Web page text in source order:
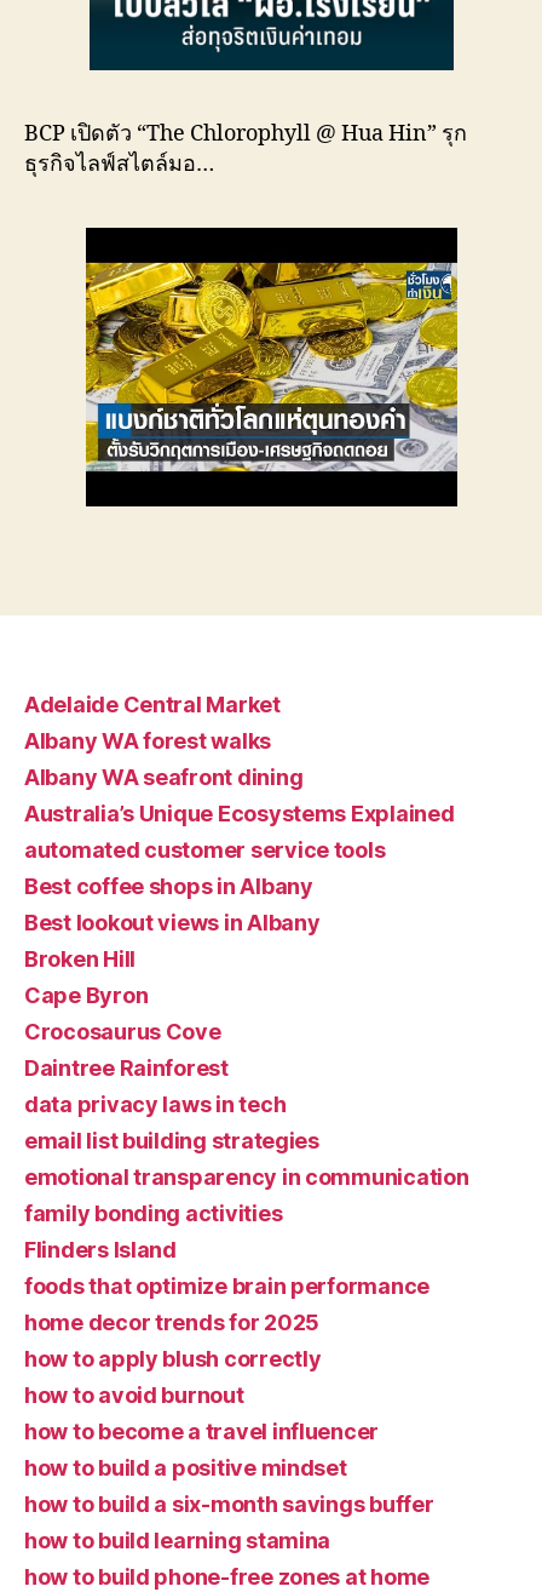
BCP เปิดตัว “The Chlorophyll @ Hua Hin” รุก
ธุรกิจไลฟ์สไตล์มอ…
Adelaide Central Market
Albany WA forest walks
Albany WA seafront dining
Australia’s Unique Ecosystems Explained
automated customer service tools
Best coffee shops in Albany
Best lookout views in Albany
Broken Hill
Cape Byron
Crocosaurus Cove
Daintree Rainforest
data privacy laws in tech
email list building strategies
emotional transparency in communication
family bonding activities
Flinders Island
foods that optimize brain performance
home decor trends for 2025
how to apply blush correctly
how to avoid burnout
how to become a travel influencer
how to build a positive mindset
how to build a six-month savings buffer
how to build learning stamina
how to build phone-free zones at home